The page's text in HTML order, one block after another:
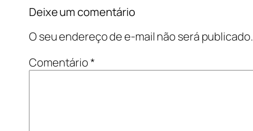
Deixe um comentário
O seu endereço de e-mail não será publicado.
Comentário*